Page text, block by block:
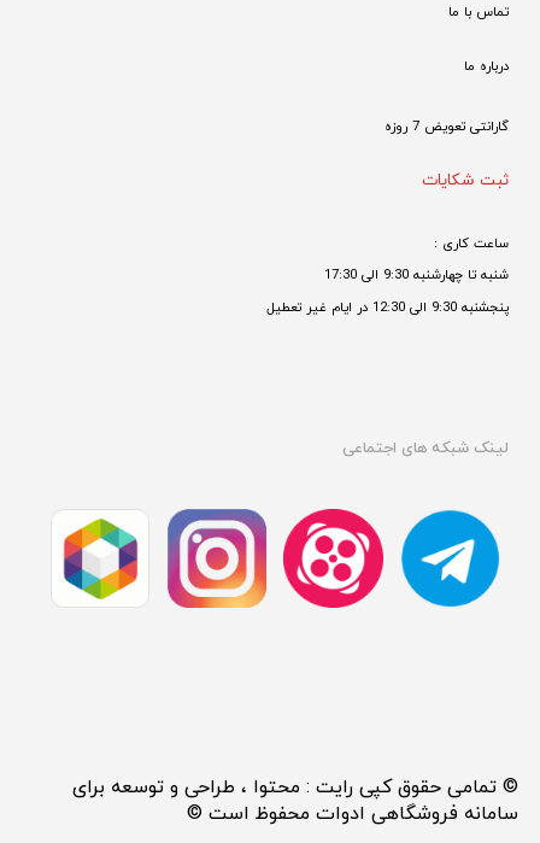
تماس با ما
درباره ما
گارانتی تعویض 7 روزه
ثبت شکایات
ساعت کاری :
شنبه تا چهارشنبه 9:30 الی 17:30
پنجشنبه 9:30 الی 12:30 در ایام غیر تعطیل
لینک شبکه های اجتماعی
© تمامی حقوق کپی رایت : محتوا ، طراحی و توسعه برای
سامانه فروشگاهی ادوات محفوظ است ©